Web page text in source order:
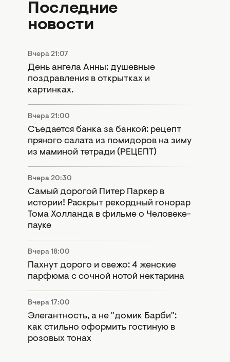
Последние
новости
Вчера 21:07
День ангела Анны: душевные
поздравления в открытках и
картинках.
Вчера 21:00
Съедается банка за банкой: рецепт
пряного салата из помидоров на зиму
из маминой тетради (РЕЦЕПТ)
Вчера 20:30
Самый дорогой Питер Паркер в
истории! Раскрыт рекордный гонорар
Тома Холланда в фильме о Человеке-
пауке
Вчера 18:00
Пахнут дорого и свежо: 4 женские
парфюма с сочной нотой нектарина
Вчера 17:00
Элегантность, а не "домик Барби":
как стильно оформить гостиную в
розовых тонах